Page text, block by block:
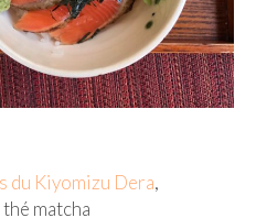
du Kiyomizu Dera,
matcha